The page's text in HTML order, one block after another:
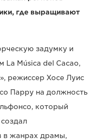
где выращивают
задумку и
La Música del Cacao,
режиссер Хосе Луис
Парру на должность
который
в жанрах драмы,